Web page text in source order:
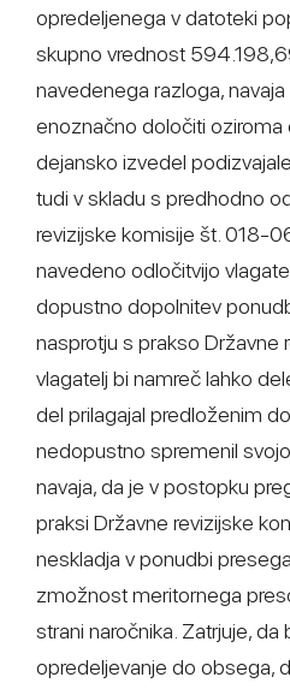
opredeljenega v datoteki
skupno vrednost
navedenega razloga,
enoznačno določiti oziroma
dejansko izvedel
tudi v skladu s predhodno
revizijske komisije št. 018-
navedeno odločitvijo
dopustno dopolnitev
nasprotju s prakso Državne
vlagatelj bi namreč lahko
del prilagajal predloženim
nedopustno spremenil
navaja, da je v postopku
praksi Državne revizijske
neskladja v ponudbi
zmožnost meritornega
strani naročnika. Zatrjuje, da
opredeljevanje do obsega,